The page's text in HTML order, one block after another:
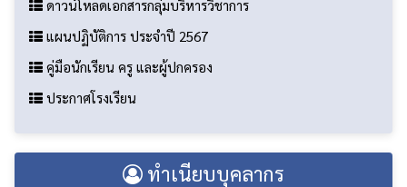
งานชมรม ชุมนุมวิชาการ
แนวทางการวัดและประเมินผลการเรียนรู้ตัวชี้วัดระหว่างทาง ตัวชี้
ดาวน์โหลดเอกสารกลุ่มบริหารวิชาการ
แผนปฏิบัติการ ประจำปี 2567
คู่มือนักเรียน ครู และผู้ปกครอง
ประกาศโรงเรียน